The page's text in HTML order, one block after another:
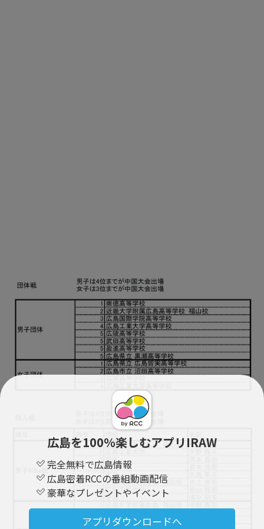
広島を100％楽しむアプリIRAW
完全無料で広島情報
広島密着RCCの番組動画配信
豪華なプレゼントやイベント
アプリダウンロードへ